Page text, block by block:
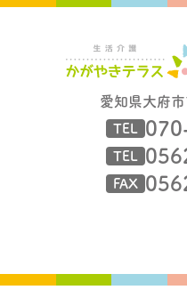
愛知県大府
TEL
TEL
FAX